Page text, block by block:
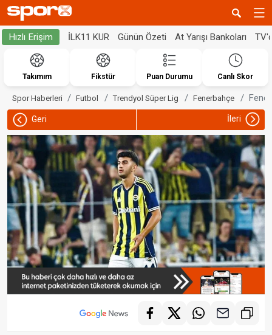
Hızlı Erişim İLK11 KUR Günün Özeti At Yarışı Bankoları
Takımım Fikstür Puan Durumu Canlı Skor
Spor Haberleri Futbol Trendyol Süper Lig Fenerbahçe
Geri İleri